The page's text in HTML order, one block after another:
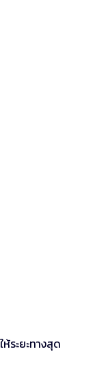
ระยะทางสุด